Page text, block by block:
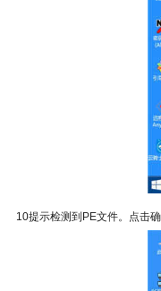
10提示检测到PE文件。点击